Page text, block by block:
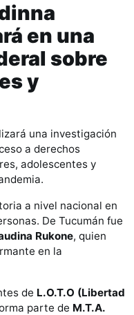
en una
sobre
y
una investigación
a derechos
adolescentes y
a nivel nacional en
De Tucumán fue
Rukone, quien
en la
de L.O.T.O (Libertad
parte de M.T.A.